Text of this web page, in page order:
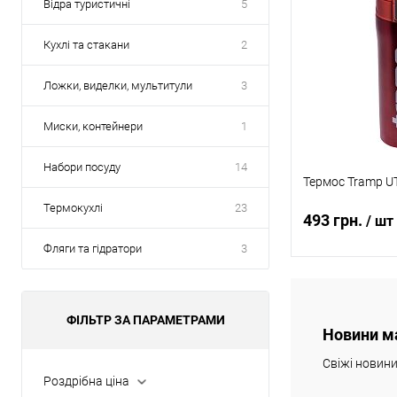
Відра туристичні 5
Кухлі та стакани 2
Ложки, виделки, мультитули 3
Миски, контейнери 1
Набори посуду 14
Термокухлі 23
Фляги та гідратори 3
ФІЛЬТР ЗА ПАРАМЕТРАМИ
Роздрібна ціна
Термос Tramp
493 грн. / шт
Купити в 1
В обране
Новини
Свіжі